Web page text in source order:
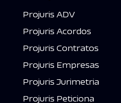
Projuris ADV
Projuris Acordos
Projuris Contratos
Projuris Empresas
Projuris Jurimetria
Projuris Peticiona